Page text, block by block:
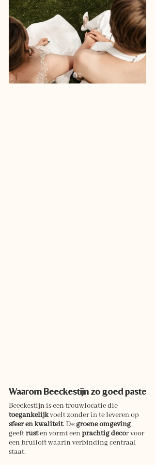
Waarom Beeckestijn zo goed paste
Beeckestijn is een trouwlocatie die
toegankelijk voelt zonder in te leveren op
sfeer en kwaliteit. De groene omgeving
geeft rust en vormt een prachtig decor voor
een bruiloft waarin verbinding centraal
staat.